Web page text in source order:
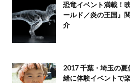
恐竜イベント満載！
ールド／炎の王国』
介
2017 千葉・埼玉の
緒に体験イベントで